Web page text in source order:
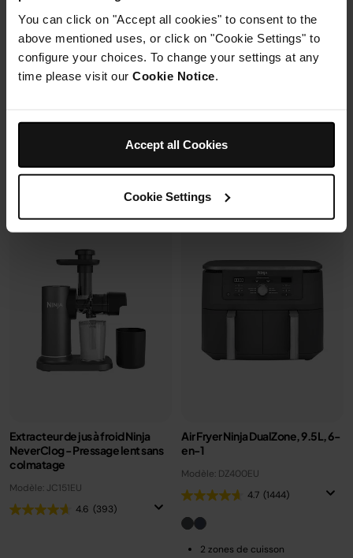
You can click on "Accept all cookies" to consent to the
above mentioned uses, or click on "Cookie Settings" to
configure your choices. To change your settings at any
time please visit our Cookie Notice.
Accept all Cookies
Cookie Settings
6 modes de cuisson (max
240°C)
Synchronisation des
cuissons
Voir les détails
Voir les détails
Extracteur de jus à froid Ninja
NeverClog - Pressage lent sans
colmatage
Modèle: JC151EU
4.6 (393)
Air Fryer Ninja DualZone, 9.5L, 6-
en-1
Modèle: DZ400EU
4.7 (1444)
2 zones de cuisson